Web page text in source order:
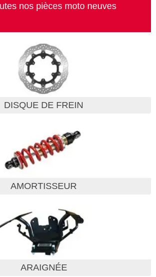
nos pièces moto neuves
DISQUE DE FREIN
AMORTISSEUR
ARAIGNÉE